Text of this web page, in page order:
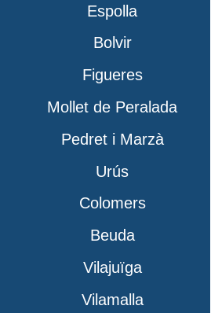
Espolla
Bolvir
Figueres
Mollet de Peralada
Pedret i Marzà
Urús
Colomers
Beuda
Vilajuïga
Vilamalla